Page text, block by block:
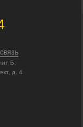
Б.
д. 4